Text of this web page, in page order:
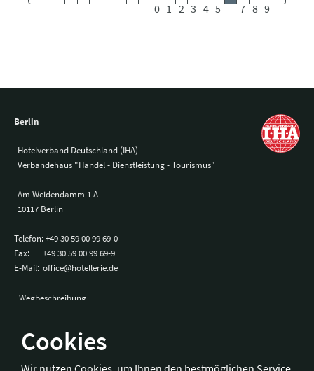
Cookies
Wir nutzen Cookies, um Ihnen den bestmöglichen Service
0 1 2 3 4 5
7 8 9
Berlin
Hotelverband Deutschland (IHA)
Verbändehaus "Handel - Dienstleistung - Tourismus"
Am Weidendamm 1 A
10117 Berlin
Telefon:+49 30 59 00 99 69-0
Fax:
+49 30 59 00 99 69-9
E-Mail: office@hotellerie.de
Wegbeschreibung